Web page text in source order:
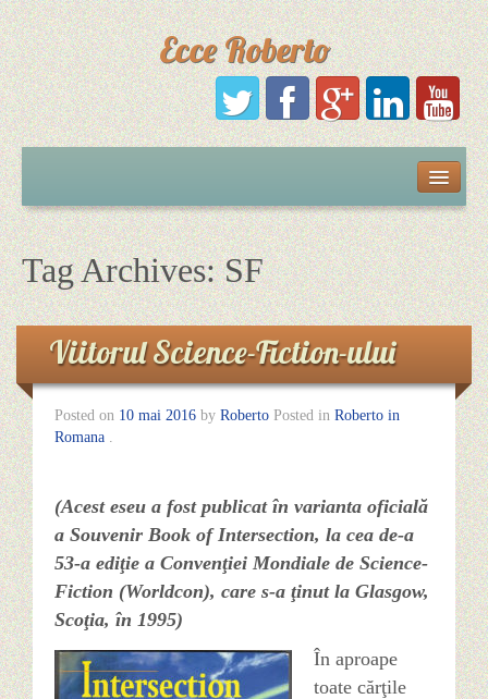
Ecce Roberto
Português
Polski
Español
Italiano
Français
Română
Deutsch
Tag Archives:SF
Viitorul Science-Fiction-ului
Posted on 10 mai 2016 by Roberto Posted in Roberto in
Romana .
(Acest eseu a fost publicat în varianta oficială
a Souvenir Book of Intersection, la cea de-a
53-a ediţie a Convenţiei Mondiale de Science-
Fiction (Worldcon), care s-a ţinut la Glasgow,
Scoţia, în 1995)
În aproape
toate cărţile